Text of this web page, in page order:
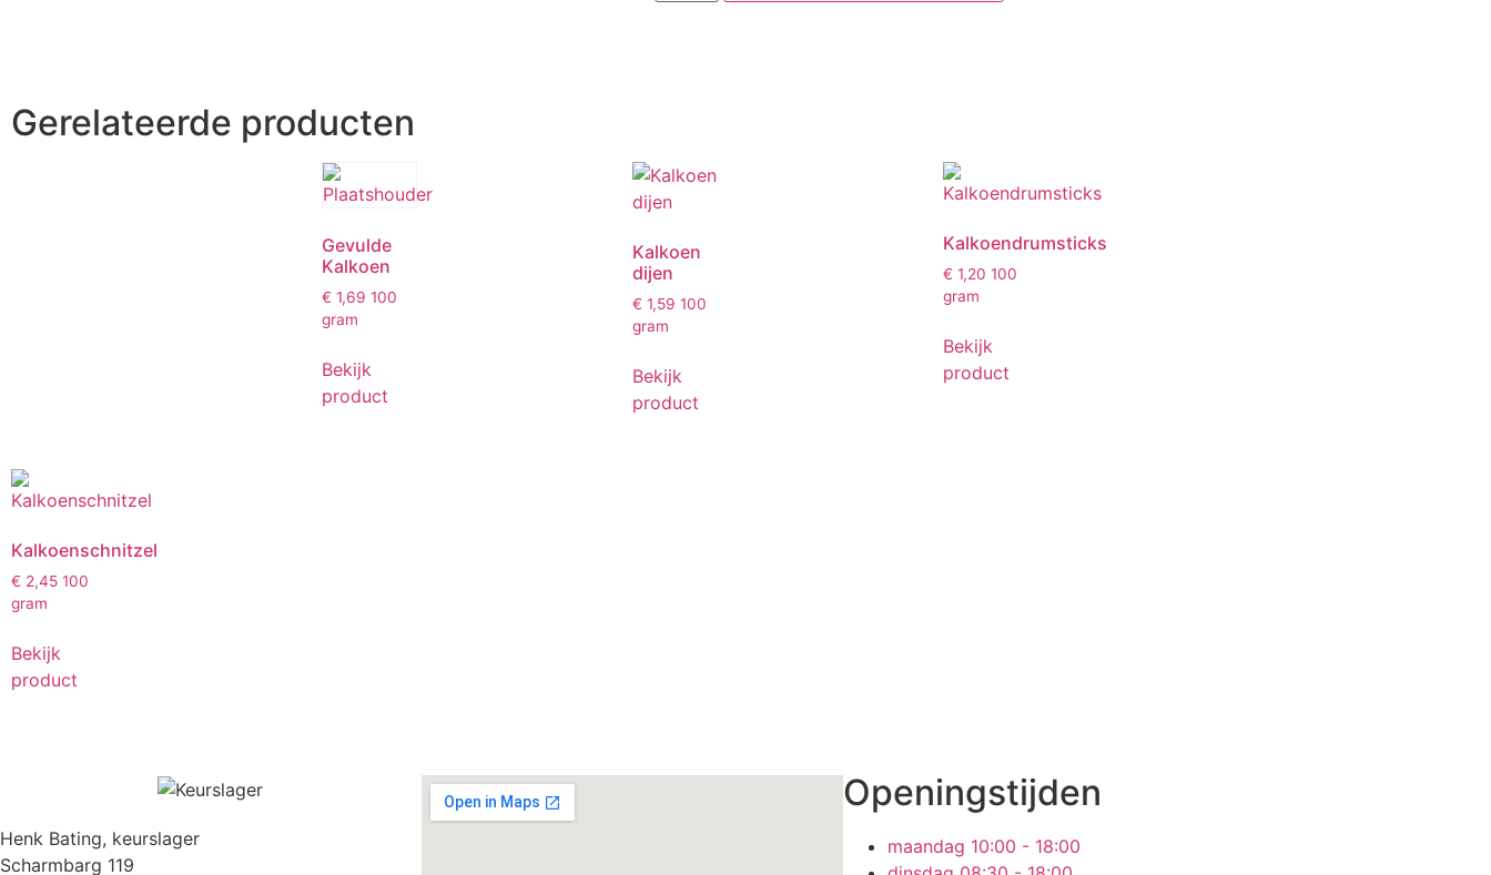
Gerelateerde producten
Gevulde
Kalkoen
€ 1,69 100
gram
Bekijk
product
Kalkoen
dijen
€ 1,59 100
gram
Bekijk
product
Kalkoendrumsticks
€ 1,20 100
gram
Bekijk
product
Kalkoenschnitzel
€ 2,45 100
gram
Bekijk
product
Henk Bating, keurslager
Scharmbarg 119
Openingstijden
maandag 10:00 - 18:00